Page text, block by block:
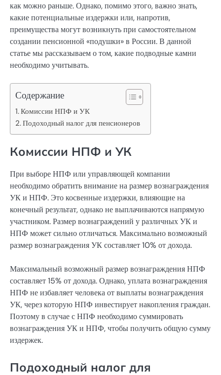
как можно раньше. Однако, помимо этого, важно знать,
какие потенциальные издержки или, напротив,
преимущества могут возникнуть при самостоятельном
создании пенсионной «подушки» в России. В данной
статье мы рассказываем о том, какие подводные камни
необходимо учитывать.
Содержание
Комиссии НПФ и УК
Подоходный налог для пенсионеров
Комиссии НПФ и УК
При выборе НПФ или управляющей компании
необходимо обратить внимание на размер вознаграждения
УК и НПФ. Это косвенные издержки, влияющие на
конечный результат, однако не выплачиваются напрямую
участником. Размер вознаграждений у различных УК и
НПФ может сильно отличаться. Максимально возможный
размер вознаграждения УК составляет 10% от дохода.
Максимальный возможный размер вознаграждения НПФ
составляет 15% от дохода. Однако, уплата вознаграждения
НПФ не избавляет человека от выплаты вознаграждения
УК, через которую НПФ инвестирует накопления граждан.
Поэтому в случае с НПФ необходимо суммировать
вознаграждения УК и НПФ, чтобы получить общую сумму
издержек.
Подоходный налог для